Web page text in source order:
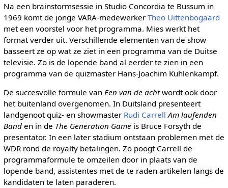
Na een brainstormsessie in Studio Concordia te Bussum in
1969 komt de jonge VARA-medewerker Theo Uittenbogaard
met een voorstel voor het programma. Mies werkt het
format verder uit. Verschillende elementen van de show
basseert ze op wat ze ziet in een programma van de Duitse
televisie. Zo is de lopende band al eerder te zien in een
programma van de quizmaster Hans-Joachim Kuhlenkampf.
De succesvolle formule van Een van de achtwordt ook door
het buitenland overgenomen. In Duitsland presenteert
landgenoot quiz- en showmaster Rudi Carrell Am laufenden
Banden in de The Generation Game is Bruce Forsyth de
presentator. In een later stadium ontstaan problemen met de
WDR rond de royalty betalingen. Zo poogt Carrell de
programmaformule te omzeilen door in plaats van de
lopende band, assistentes met de te raden artikelen langs de
kandidaten te laten paraderen.